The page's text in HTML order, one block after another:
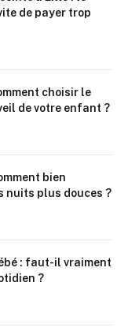
de payer trop
choisir le
de votre enfant ?
bien
nuits plus douces ?
: faut-il vraiment
?